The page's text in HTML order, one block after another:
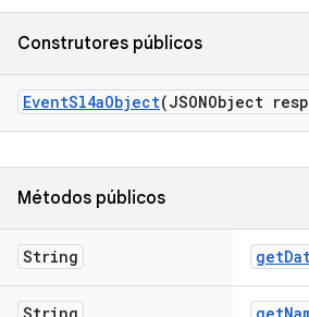
Construtores públicos
EventSl4aObject(JSONObject
Métodos públicos
String get